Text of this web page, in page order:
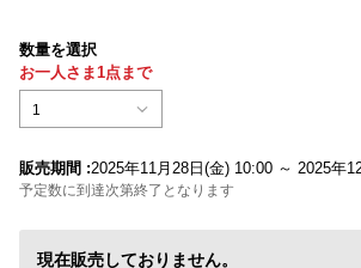
数量を選択
お一人さま1点まで
1
販売期間 :2025年11月28日(金) 10:00 ～ 2025年
予定数に到達次第終了となります
現在販売しておりません。